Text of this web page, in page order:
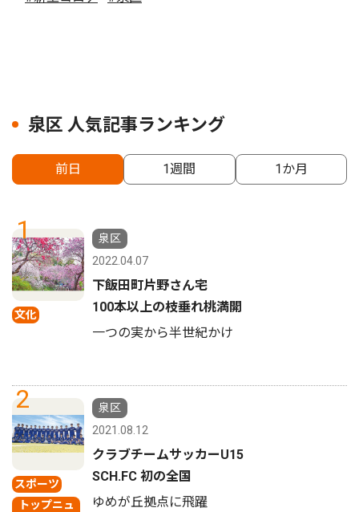
泉区 人気記事ランキング
前日 1週間 1か月
1
文化
泉区
2022.04.07
下飯田町片野さん宅
100本以上の枝垂れ桃満開
一つの実から半世紀かけ
2
スポーツ
トップニュ
泉区
2021.08.12
クラブチームサッカーU15
SCH.FC 初の全国
ゆめが丘拠点に飛躍